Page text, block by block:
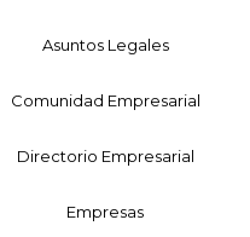
Asuntos Legales
Comunidad Empresarial
Directorio Empresarial
Empresas